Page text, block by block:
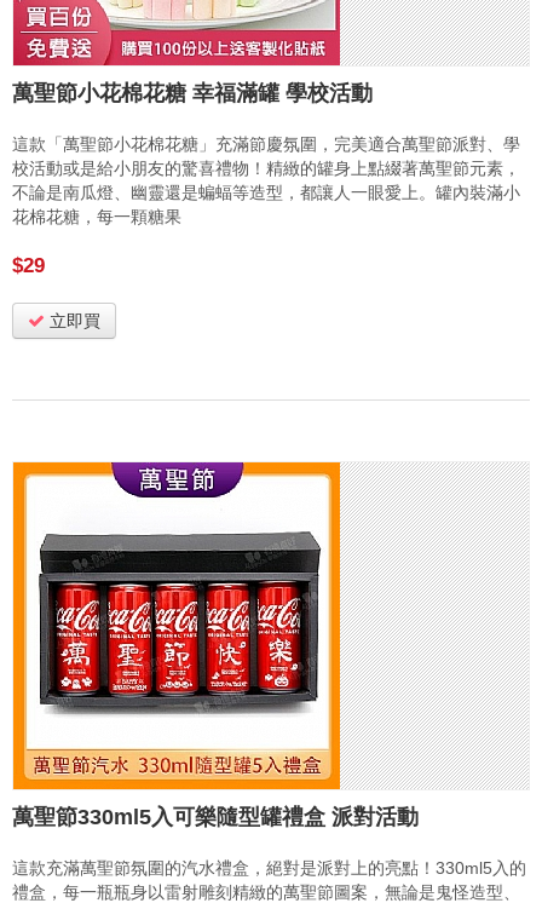
萬聖節小花棉花糖 幸福滿罐 學校活動
這款「萬聖節小花棉花糖」充滿節慶氛圍，完美適合萬聖節派對、學
校活動或是給小朋友的驚喜禮物！精緻的罐身上點綴著萬聖節元素，
不論是南瓜燈、幽靈還是蝙蝠等造型，都讓人一眼愛上。罐內裝滿小
花棉花糖，每一顆糖果
$29
立即買
萬聖節330ml5入可樂隨型罐禮盒 派對活動
這款充滿萬聖節氛圍的汽水禮盒，絕對是派對上的亮點！330ml5入的
禮盒，每一瓶瓶身以雷射雕刻精緻的萬聖節圖案，無論是鬼怪造型、